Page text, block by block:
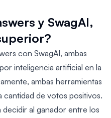
y SwagAI,
con SwagAI, ambas
inteligencia artificial en la
ambas herramientas
cantidad de votos positivos.
decidir al ganador entre los